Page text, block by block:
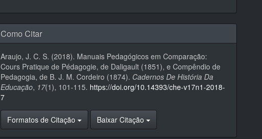
Como Citar
Araujo, J. C. S. (2018). Manuais Pedagógicos em Comparação:
Cours Pratique de Pédagogie, de Daligault (1851), e Compêndio de
Pedagogia, de B. J. M. Cordeiro (1874). Cadernos De História Da
Educação, 17(1), 101-115. https://doi.org/10.14393/che-v17n1-2018-
7
Formatos de Citação Baixar Citação